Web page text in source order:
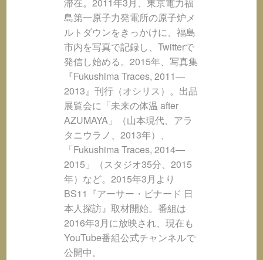
滞在。2011年3月、東京電力福
島第一原子力発電所の原子炉メ
ルトダウンをきっかけに、福島
市内を写真で記録し、Twitterで
発信し始める。2015年、写真集
『Fukushima Traces, 2011—
2013』刊行（オシリス）。出品
展覧会に「未来の体温 after
AZUMAYA」（山本現代、アラ
タニウラノ、2013年）、
「Fukushima Traces, 2014—
2015」（スタジオ35分、2015
年）など。2015年3月より
BS11『アーサー・ビナード 日
本人探訪』取材開始。番組は
2016年3月に放映され、現在も
YouTube番組公式チャンネルで
公開中。